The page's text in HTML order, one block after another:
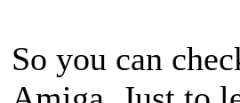
So you can